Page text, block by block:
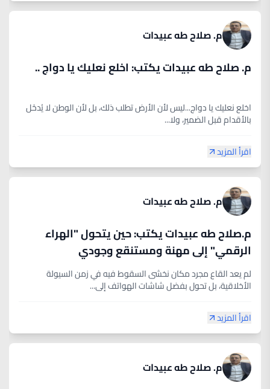
م. صلاح طه عبيدات
م. صلاح طه عبيدات يكتب: اخلع نعليك يا دواج ..
اخلع نعليك يا دواج...ليس لأن الأرض تطلب ذلك، بل لأن الوطن لا يُدخَل
بالأقدام قبل الضمير، ولا...
اقرأ المزيد
م. صلاح طه عبيدات
م.صلاح طه عبيدات يكتب: حين يتحول "الهراء
الرقمي" إلى مهنة ومستنقع وجودي
​لم يعد القاع مجرد مكان نخشى السقوط فيه في زمن السيولة
الأخلاقية، بل تحول بفضل شاشات الهواتف إلى...
اقرأ المزيد
م. صلاح طه عبيدات